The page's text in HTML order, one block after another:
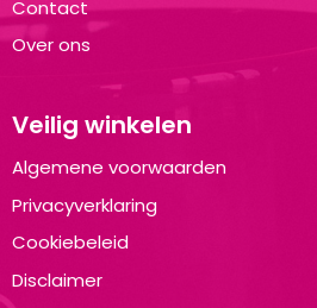
Contact
Over ons
Veilig winkelen
Algemene voorwaarden
Privacyverklaring
Cookiebeleid
Disclaimer